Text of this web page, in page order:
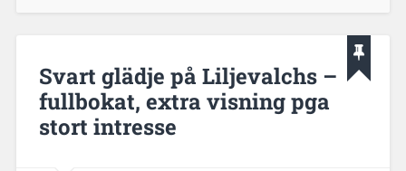
Svart glädje på Liljevalchs –
fullbokat, extra visning pga
stort intresse